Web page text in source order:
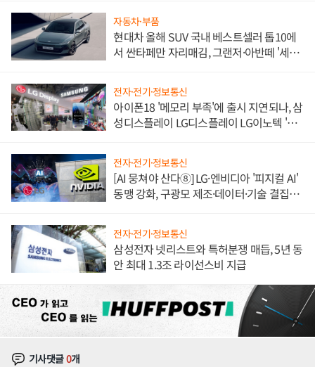
자동차·부품
현대차 올해 SUV 국내 베스트셀러 톱10에
서 싼타페만 자리매김, 그랜저·아반떼 '세단
전자·전기·정보통신
아이폰18 '메모리 부족'에 출시 지연되나, 삼
성디스플레이 LG디스플레이 LG이노텍 '탈
전자·전기·정보통신
[AI 뭉쳐야 산다⑧] LG·엔비디아 '피지컬 AI'
동맹 강화, 구광모 제조·데이터·기술 결집
전자·전기·정보통신
삼성전자 넷리스트와 특허분쟁 매듭, 5년 동
안 최대 1.3조 라이선스비 지급
기사댓글0개